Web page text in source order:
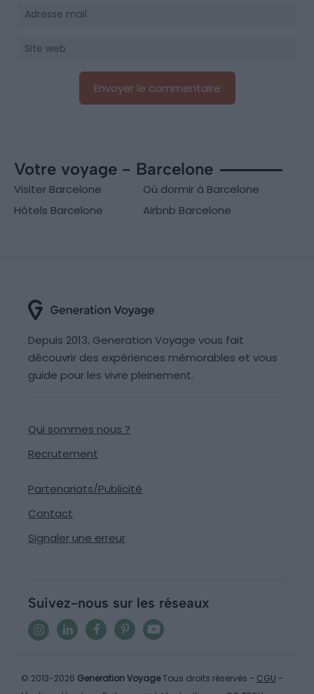
Votre voyage - Barcelone
Visiter Barcelone
Où dormir à Barcelone
Hôtels Barcelone
Airbnb Barcelone
Depuis 2013, Generation Voyage vous fait
découvrir des expériences mémorables et vous
guide pour les vivre pleinement.
Qui sommes nous ?
Recrutement
Partenariats/Publicité
Contact
Signaler une erreur
Suivez-nous sur les réseaux
© 2013-2026 Generation VoyageTous droits réservés - CGU -